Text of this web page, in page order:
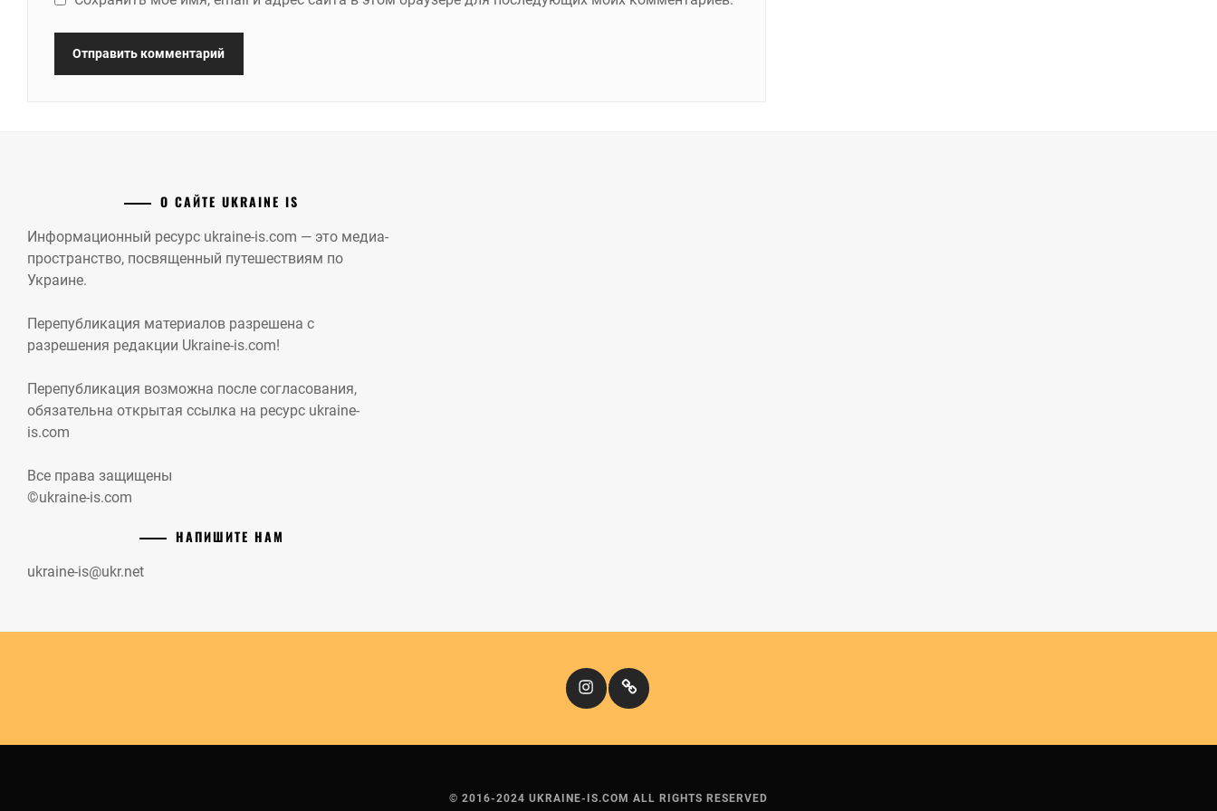
О САЙТЕ UKRAINE IS
Информационный ресурс ukraine-is.com — это медиа-
пространство, посвященный путешествиям по
Украине.
Перепубликация материалов разрешена с
разрешения редакции Ukraine-is.com!
Перепубликация возможна после согласования,
обязательна открытая ссылка на ресурс ukraine-
is.com
Все права защищены
©ukraine-is.com
НАПИШИТЕ НАМ
ukraine-is@ukr.net
InstagramКіномандри
© 2016-2024 UKRAINE-IS.COM ALL RIGHTS RESERVED